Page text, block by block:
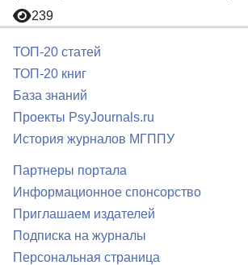
239
ТОП-20 статей
ТОП-20 книг
База знаний
Проекты PsyJournals.ru
История журналов МГППУ
Партнеры портала
Информационное спонсорство
Приглашаем издателей
Подписка на журналы
Персональная страница